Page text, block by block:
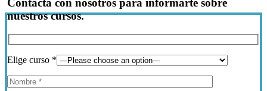
Contacta con nosotros para informarte sobre
nuestros cursos.
Elige curso *